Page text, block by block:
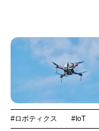
#ロボティクス #IoT